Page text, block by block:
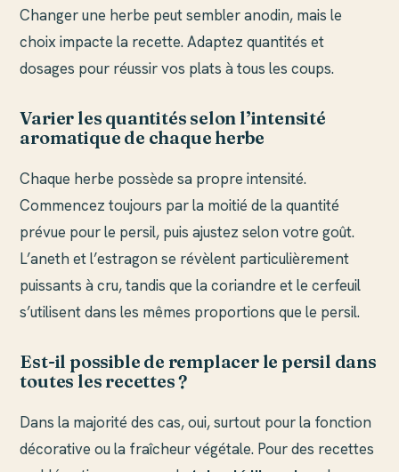
Changer une herbe peut sembler anodin, mais le
choix impacte la recette. Adaptez quantités et
dosages pour réussir vos plats à tous les coups.
Varier les quantités selon l’intensité
aromatique de chaque herbe
Chaque herbe possède sa propre intensité.
Commencez toujours par la moitié de la quantité
prévue pour le persil, puis ajustez selon votre goût.
L’aneth et l’estragon se révèlent particulièrement
puissants à cru, tandis que la coriandre et le cerfeuil
s’utilisent dans les mêmes proportions que le persil.
Est-il possible de remplacer le persil dans
toutes les recettes ?
Dans la majorité des cas, oui, surtout pour la fonction
décorative ou la fraîcheur végétale. Pour des recettes